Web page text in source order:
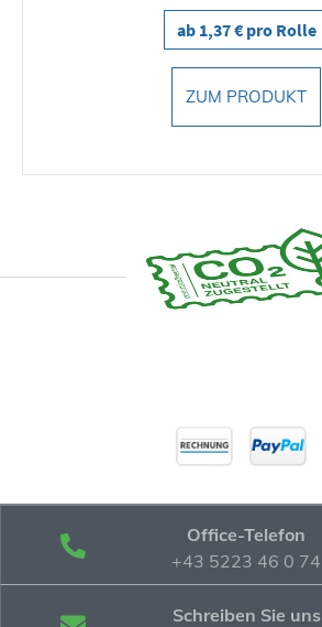
ab 1,37 € pro Rolle
ZUM PRODUKT
Office-Telefon
+43 5223 46 0 74
Schreiben Sie uns